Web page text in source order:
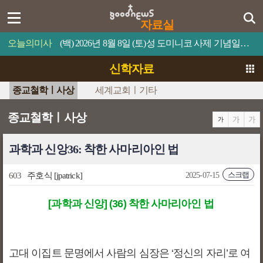
자료실
오늘의미사 (백) 2026년 8월 8일 (토)성 도미니코 사제 기념일믿음이 있으면 너희가 못할 일은 하나도 없을 것이다.
신학자료
종교철학ㅣ사상 세계교회ㅣ기타
종교철학ㅣ사상
과학과 신앙36: 착한 사마리아인 법
603 주호식 [jpatrick] 스크랩
2025-07-15
[과학과 신앙] (36) 착한 사마리아인 법
고대 이집트 문명에서 사람의 심장은 ‘정신의 자리’로 여